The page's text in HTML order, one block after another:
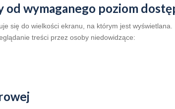
wymaganego poziom
się do wielkości ekranu, na którym jest wyświetlana.
treści przez osoby niedowidzące: